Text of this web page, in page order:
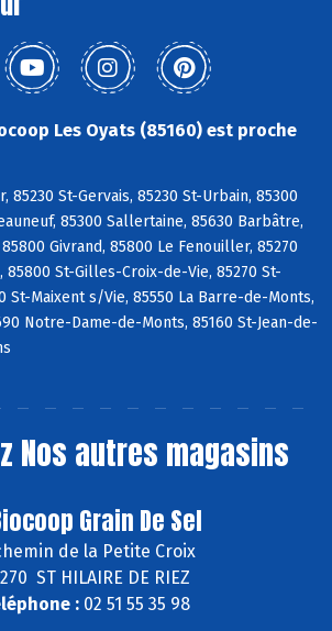
Les Oyats (85160) est proche
85230 St-Gervais, 85230 St-Urbain, 85300
85300 Sallertaine, 85630 Barbâtre,
Givrand, 85800 Le Fenouiller, 85270
St-Gilles-Croix-de-Vie, 85270 St-
St-Maixent s/Vie, 85550 La Barre-de-Monts,
Notre-Dame-de-Monts, 85160 St-Jean-de-
Nos autres magasins
Grain De Sel
de la Petite Croix
ST HILAIRE DE RIEZ
: 02 51 55 35 98